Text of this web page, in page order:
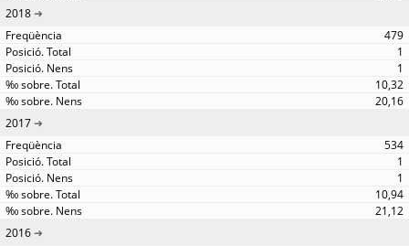
2018
479
1
1
10,32
20,16
2017
534
1
1
10,94
21,12
2016